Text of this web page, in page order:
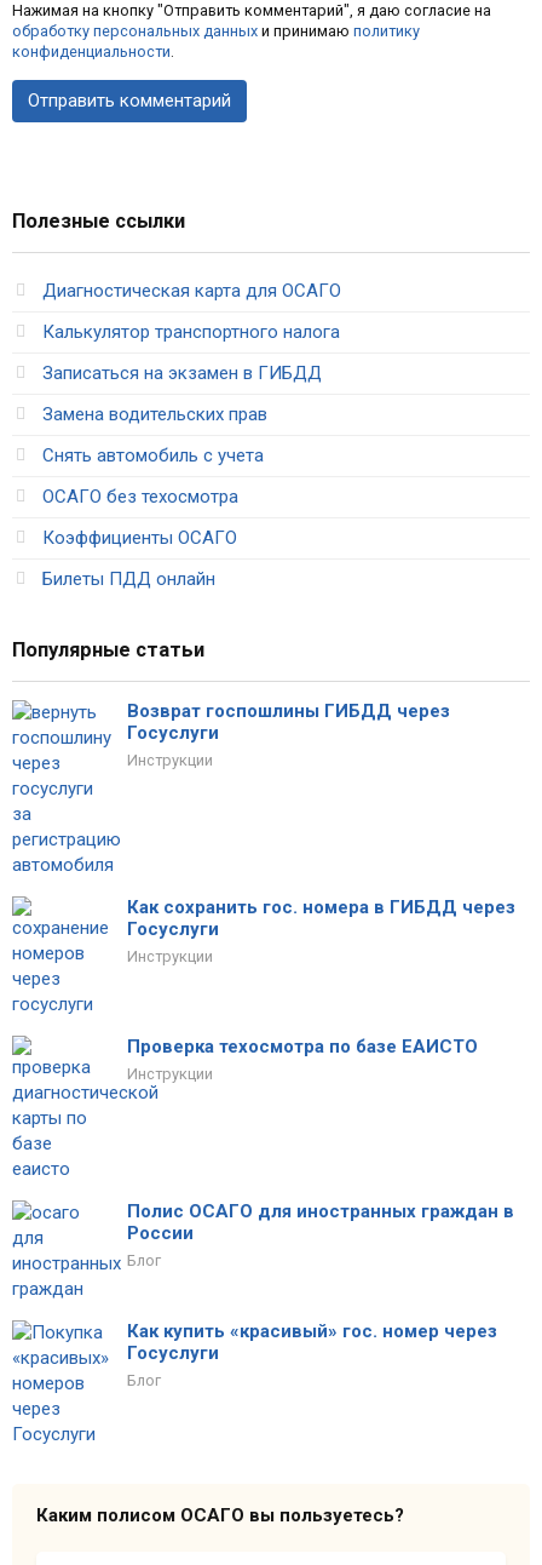
Нажимая на кнопку "Отправить комментарий", я даю согласие на
обработку персональных данных и принимаю политику
конфиденциальности.
Полезные ссылки
Диагностическая карта для ОСАГО
Калькулятор транспортного налога
Записаться на экзамен в ГИБДД
Замена водительских прав
Снять автомобиль с учета
ОСАГО без техосмотра
Коэффициенты ОСАГО
Билеты ПДД онлайн
Популярные статьи
Возврат госпошлины ГИБДД через
Госуслуги
Инструкции
Как сохранить гос. номера в ГИБДД через
Госуслуги
Инструкции
Проверка техосмотра по базе ЕАИСТО
Инструкции
Полис ОСАГО для иностранных граждан в
России
Блог
Как купить «красивый» гос. номер через
Госуслуги
Блог
Каким полисом ОСАГО вы пользуетесь?